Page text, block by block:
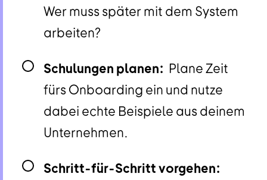
Wer muss später mit dem System
arbeiten?
Schulungen planen: Plane Zeit
fürs Onboarding ein und nutze
dabei echte Beispiele aus deinem
Unternehmen.
Schritt-für-Schritt vorgehen: